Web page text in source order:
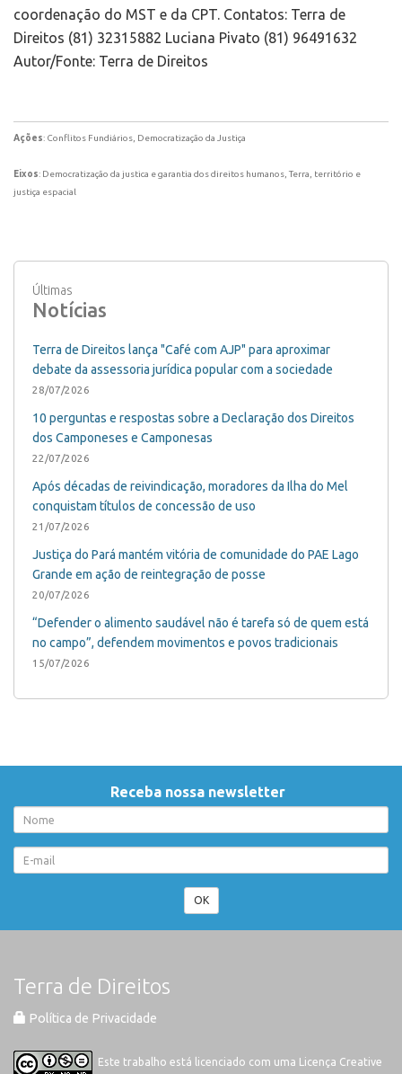
coordenação do MST e da CPT. Contatos: Terra de
Direitos (81) 32315882 Luciana Pivato (81) 96491632
Autor/Fonte: Terra de Direitos
Ações: Conflitos Fundiários, Democratização da Justiça
Eixos: Democratização da justica e garantia dos direitos humanos, Terra, território e
justiça espacial
Últimas
Notícias
Terra de Direitos lança "Café com AJP" para aproximar
debate da assessoria jurídica popular com a sociedade
28/07/2026
10 perguntas e respostas sobre a Declaração dos Direitos
dos Camponeses e Camponesas
22/07/2026
Após décadas de reivindicação, moradores da Ilha do Mel
conquistam títulos de concessão de uso
21/07/2026
Justiça do Pará mantém vitória de comunidade do PAE Lago
Grande em ação de reintegração de posse
20/07/2026
“Defender o alimento saudável não é tarefa só de quem está
no campo”, defendem movimentos e povos tradicionais
15/07/2026
Receba nossa newsletter
OK
Terra de Direitos
Política de Privacidade
Este trabalho está licenciado com uma Licença Creative